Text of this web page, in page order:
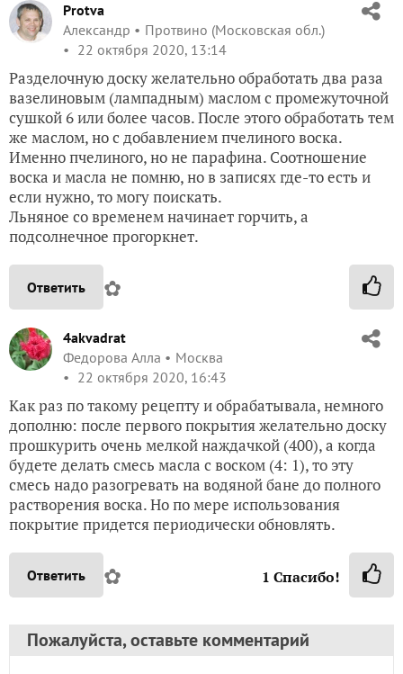
Protva
Александр
Протвино (Московская обл.)
22 октября 2020, 13:14
Разделочную доску желательно обработать два раза
вазелиновым (лампадным) маслом с промежуточной
сушкой 6 или более часов. После этого обработать тем
же маслом, но с добавлением пчелиного воска.
Именно пчелиного, но не парафина. Соотношение
воска и масла не помню, но в записях где-то есть и
если нужно, то могу поискать.
Льняное со временем начинает горчить, а
подсолнечное прогоркнет.
Ответить ✿
4akvadrat
Федорова Алла
Москва
22 октября 2020, 16:43
Как раз по такому рецепту и обрабатывала, немного
дополню: после первого покрытия желательно доску
прошкурить очень мелкой наждачкой (400), а когда
будете делать смесь масла с воском (4: 1), то эту
смесь надо разогревать на водяной бане до полного
растворения воска. Но по мере использования
покрытие придется периодически обновлять.
Ответить ✿ 1 Спасибо!
Пожалуйста, оставьте комментарий